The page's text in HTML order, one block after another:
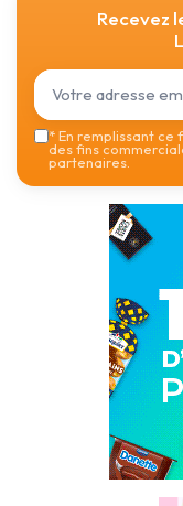
Recevez
*En remplissant ce
des fins
partenaires.